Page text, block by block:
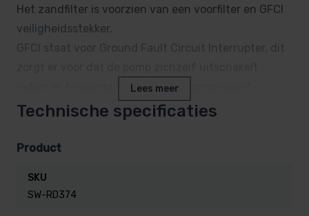
Het zandfilter is voorzien van een voorfilter en GFCI
veiligheidsstekker.
GFCI staat voor Ground Fault Circuit Interrupter, dit
indien er te weinig water door de pomp vloeit.
Het zandfilter is geschikt voor zandkorrels van 0,4
Lees meer
Technische specificaties
Product
SKU
SW-RD374